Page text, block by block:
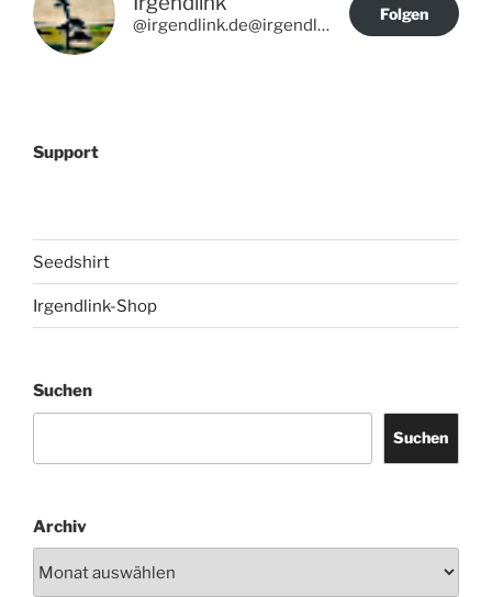
@irgendlink.de@irgendlink.de
Folgen
Support
Seedshirt
Irgendlink-Shop
Suchen
Suchen
Archiv